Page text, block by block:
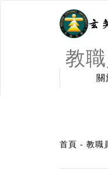
教
關
首頁 - 教職